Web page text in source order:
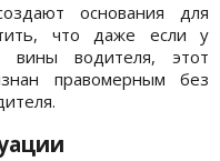
основания для
что даже если у
вины водителя, этот
правомерным без